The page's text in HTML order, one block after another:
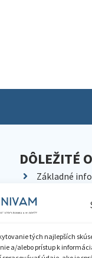
tých najlepších
a/alebo prístup k
DÔLEŽITÉ
Základné
Kariéra
Pracoviská